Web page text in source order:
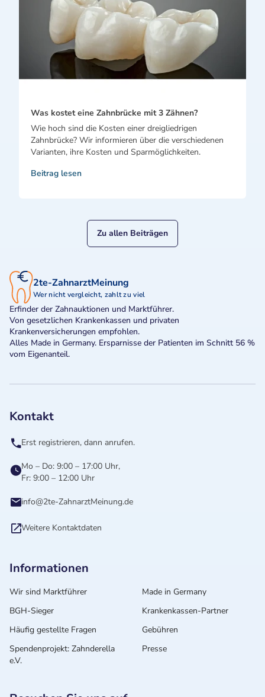
Was kostet eine Zahnbrücke mit 3 Zähnen?
Wie hoch sind die Kosten einer dreigliedrigen
Zahnbrücke? Wir informieren über die verschiedenen
Varianten, ihre Kosten und Sparmöglichkeiten.
Beitrag lesen
Zu allen Beiträgen
2te-ZahnarztMeinung
Wer nicht vergleicht, zahlt zu viel
Erfinder der Zahnauktionen und Marktführer.
Von gesetzlichen Krankenkassen und privaten
Krankenversicherungen empfohlen.
Alles Made in Germany. Ersparnisse der Patienten im Schnitt 56 %
vom Eigenanteil.
Kontakt
Erst registrieren, dann anrufen.
Mo – Do: 9:00 – 17:00 Uhr,
Fr: 9:00 – 12:00 Uhr
info@2te-ZahnarztMeinung.de
Weitere Kontaktdaten
Informationen
Wir sind Marktführer
Made in Germany
BGH-Sieger
Krankenkassen-Partner
Häufig gestellte Fragen
Gebühren
Spendenprojekt: Zahnderella
e.V.
Presse